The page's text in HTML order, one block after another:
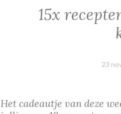
15x
23
Het cadeautje van deze